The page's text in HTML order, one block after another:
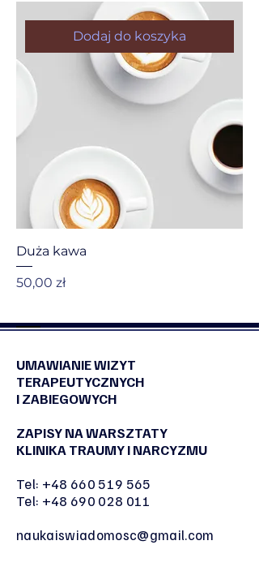
Dodaj do koszyka
Duża kawa
Cena
50,00 zł
UMAWIANIE WIZYT
TERAPEUTYCZNYCH
I ZABIEGOWYCH
ZAPISY NA WARSZTATY
KLINIKA TRAUMY I NARCYZMU
Tel: +48 660 519 565
Tel: +48 690 028 011
naukaiswiadomosc@gmail.com